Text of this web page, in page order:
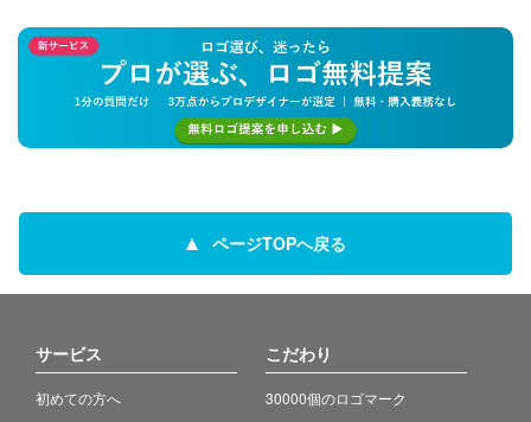
ページTOPへ戻る
サービス
初めての方へ
こだわり
30000個のロゴマーク